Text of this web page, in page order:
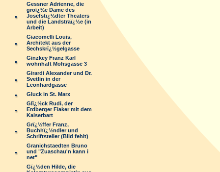
Gessner Adrienne, die
groï¿½e Dame des
Josefstï¿½dter Theaters
und die Landstraï¿½e (in
Arbeit)
Giacomelli Louis,
Architekt aus der
Sechskrï¿½gelgasse
Ginzkey Franz Karl
wohnhaft Mohsgasse 3
Girardi Alexander und Dr.
Svetlin in der
Leonhardgasse
Gluck in St. Marx
Glï¿½ck Rudi, der
Erdberger Fiaker mit dem
Kaiserbart
Grï¿½ffer Franz,
Buchhï¿½ndler und
Schriftsteller (Bild fehlt)
Granichstaedten Bruno
und "Zuaschau'n kann i
net"
Gï¿½den Hilde, die